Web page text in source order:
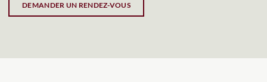
DEMANDER UN RENDEZ-VOUS